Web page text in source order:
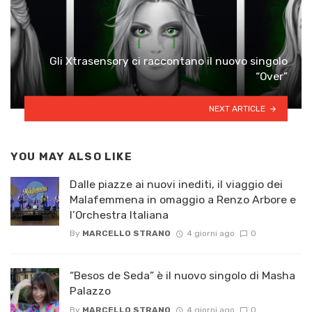
Gli Xtrasensory ci raccontano il nuovo singolo
“Over”
NEXT ARTICLE
YOU MAY ALSO LIKE
Dalle piazze ai nuovi inediti, il viaggio dei
Malafemmena in omaggio a Renzo Arbore e
l’Orchestra Italiana ​
By MARCELLO STRANO 4 giorni ago 0
“Besos de Seda” è il nuovo singolo di Masha
Palazzo
By MARCELLO STRANO 4 giorni ago 0